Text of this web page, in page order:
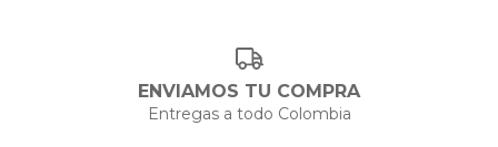
ENVIAMOS TU COMPRA
Entregas a todo Colombia